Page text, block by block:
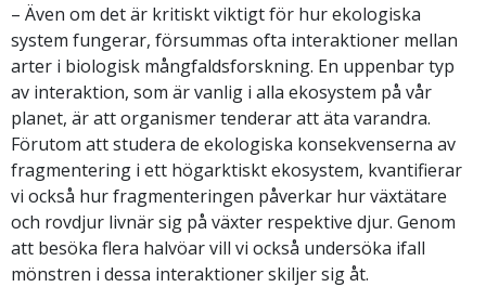
– Även om det är kritiskt viktigt för hur ekologiska
system fungerar, försummas ofta interaktioner mellan
arter i biologisk mångfaldsforskning. En uppenbar typ
av interaktion, som är vanlig i alla ekosystem på vår
planet, är att organismer tenderar att äta varandra.
Förutom att studera de ekologiska konsekvenserna av
fragmentering i ett högarktiskt ekosystem, kvantifierar
vi också hur fragmenteringen påverkar hur växtätare
och rovdjur livnär sig på växter respektive djur. Genom
att besöka flera halvöar vill vi också undersöka ifall
mönstren i dessa interaktioner skiljer sig åt.